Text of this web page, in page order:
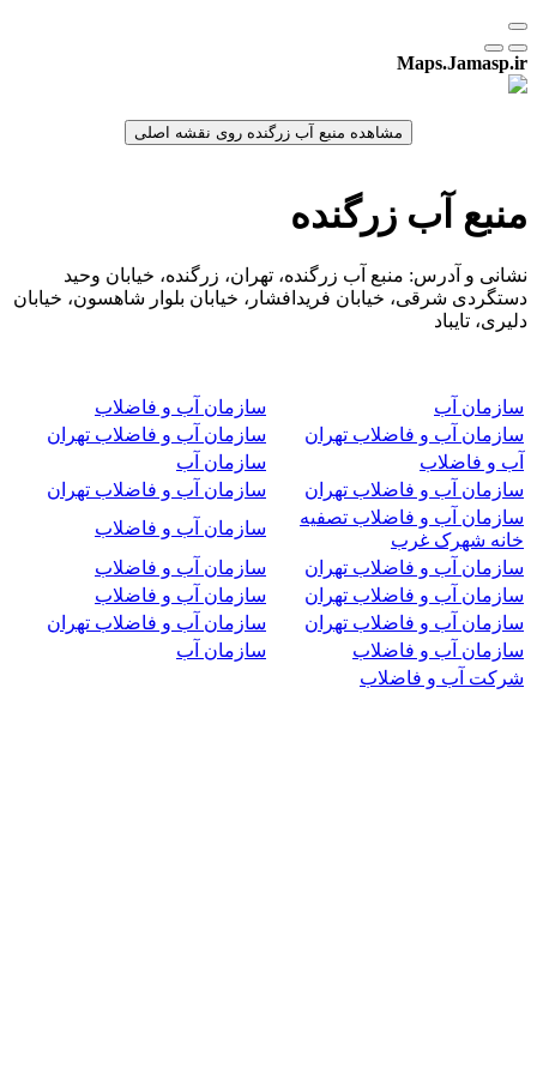
Maps.Jamasp.ir
منبع آب زرگنده
نشانی و آدرس: منبع آب زرگنده، تهران، زرگنده، خیابان وحید
دستگردی شرقی، خیابان فریدافشار، خیابان بلوار شاهسون، خیابان
دلیری، تایباد
سازمان آب
سازمان آب و فاضلاب
سازمان آب و فاضلاب تهران
سازمان آب و فاضلاب تهران
آب و فاضلاب
سازمان آب
سازمان آب و فاضلاب تهران
سازمان آب و فاضلاب تهران
سازمان آب و فاضلاب تصفیه
خانه شهرک غرب
سازمان آب و فاضلاب
سازمان آب و فاضلاب تهران
سازمان آب و فاضلاب
سازمان آب و فاضلاب تهران
سازمان آب و فاضلاب
سازمان آب و فاضلاب تهران
سازمان آب و فاضلاب تهران
سازمان آب و فاضلاب
سازمان آب
شرکت آب و فاضلاب